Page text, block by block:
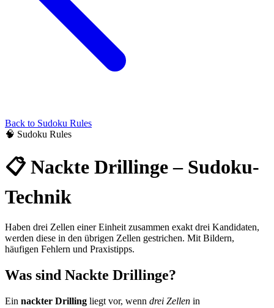
Back to Sudoku Rules
🧠 Sudoku Rules
📋 Nackte Drillinge – Sudoku-
Technik
Haben drei Zellen einer Einheit zusammen exakt drei Kandidaten,
werden diese in den übrigen Zellen gestrichen. Mit Bildern,
häufigen Fehlern und Praxistipps.
Was sind Nackte Drillinge?
Ein nackter Drilling liegt vor, wenn drei Zellen in